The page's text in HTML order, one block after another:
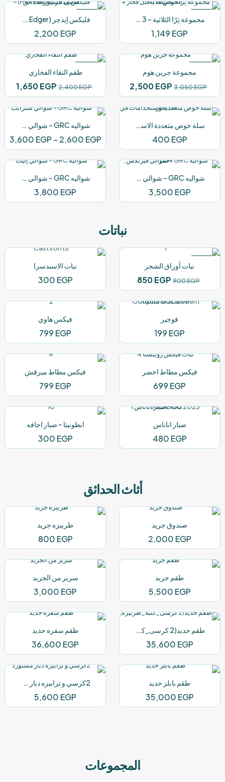
مجموعة تِرّا الثلاثية – 3 قلل فخار + الخوص هدية
1,149 EGP
NEW فليكس إيدجر (Flex Edger) – فاصل تنسيق الحدائق
2,200 EGP
مجموعة جرين هوم
3,050EGP
السعر
الأصلي
هو:
3,050 EGP.
2,500EGP
السعر
الحالي
هو:
طقم النقاء الفخاري
2,400EGP
السعر
الأصلي
هو:
2,400 EGP.
1,650EGP
هو:
سلة خوص متعددة الاستخدامات في الديكور
400 EGP
شواليه GRC – شوالي سترايب
2,600 EGP
–
3,600 EGP
⁦3,600 EGP⁩
شواليه GRC – شوالي فيرتكس , أحمر
3,500 EGP
شواليه GRC – شوالي إليت
3,800 EGP
نباتات
نبات أوراق الشجر
900EGP
السعر
الأصلي
هو:
850EGP
الحالي
هو:
نبات الاسبدسرا
300 EGP
فوجير
199 EGP
فيكس هاوي
799 EGP
فيكس مطاط اخضر
699 EGP
فيكس مطاط مبرقش
799 EGP
صبار اناناس
480 EGP
انطونيتا – صبار اجافه
300 EGP
أثاث الحدائق
صندوق جريد
2,000 EGP
طربيزه جريد
800 EGP
طقم جريد
5,500 EGP
سرير من الجريد
3,000 EGP
طقم حديد(2 كرسى_كنبه_طربيزه)
35,600 EGP
طقم سفره حديد
36,600 EGP
طقم بابلز حديد
35,000 EGP
2كرسي و ترابيزه دبار مستورد
5,600 EGP
المجموعات